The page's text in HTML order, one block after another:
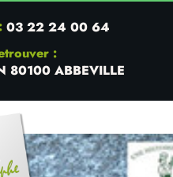
03 22 24 00 64
:
80100 ABBEVILLE